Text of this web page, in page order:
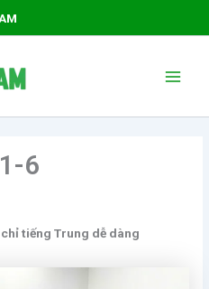
Menu
6
tiếng Trung dễ dàng